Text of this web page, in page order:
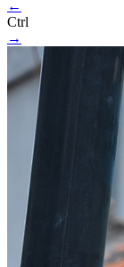
←
Ctrl
→